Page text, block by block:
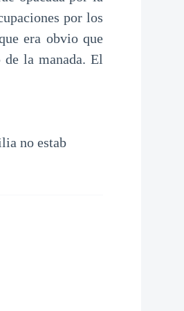
por los
era obvio que
la manada. El
no estab